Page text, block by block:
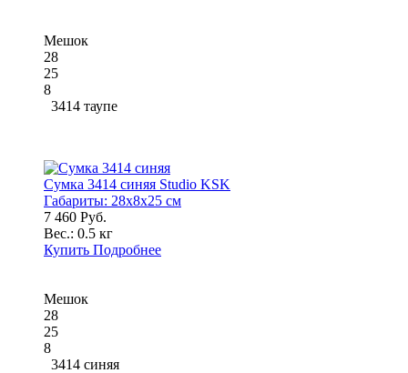
Мешок
28
25
8
3414 таупе
Сумка 3414 синяя Studio KSK
Габариты: 28x8x25 см
7 460 Руб.
Вес.: 0.5 кг
Купить Подробнее
Мешок
28
25
8
3414 синяя